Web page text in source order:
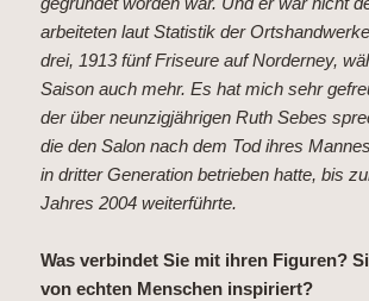
arbeiteten laut Statistik der
drei, 1913 fünf Friseure auf Norderney,
Saison auch mehr. Es hat mich sehr
der über neunzigjährigen Ruth Sebes
die den Salon nach dem Tod ihres
in dritter Generation betrieben hatte, bis
Jahres 2004 weiterführte.
Was verbindet Sie mit ihren Figuren?
von echten Menschen inspiriert?